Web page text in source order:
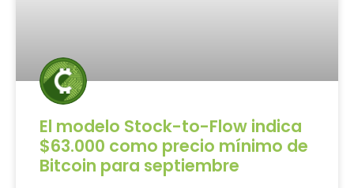
El modelo Stock-to-Flow indica
$63.000 como precio mínimo de
Bitcoin para septiembre